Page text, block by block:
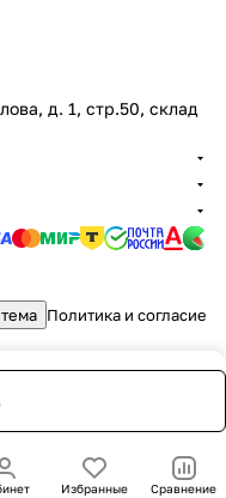
Избранные Сравнение
д. 1, стр.50, склад
Политика и согласие